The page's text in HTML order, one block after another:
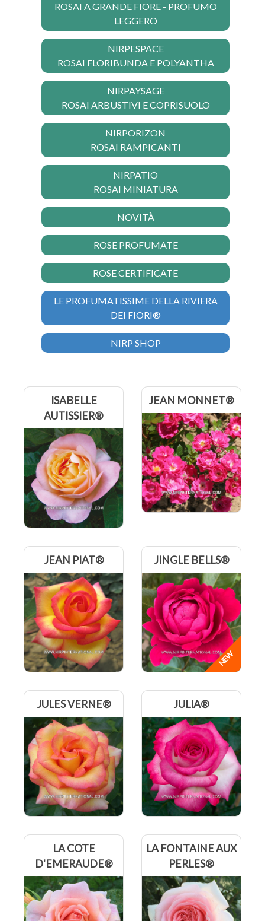
ROSAI A GRANDE FIORE - PROFUMO
LEGGERO
NIRPESPACE
ROSAI FLORIBUNDA E POLYANTHA
NIRPAYSAGE
ROSAI ARBUSTIVI E COPRISUOLO
NIRPORIZON
ROSAI RAMPICANTI
NIRPATIO
ROSAI MINIATURA
NOVITÀ
ROSE PROFUMATE
ROSE CERTIFICATE
LE PROFUMATISSIME DELLA RIVIERA
DEI FIORI®
NIRP SHOP
ISABELLE
AUTISSIER®
JEAN MONNET®
JEAN PIAT® JINGLE BELLS®
JULES VERNE® JULIA®
LA COTE
D'EMERAUDE®
LA FONTAINE AUX
PERLES®